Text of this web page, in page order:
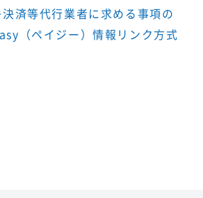
済等代行業者に求める事項の
（ペイジー）情報リンク方式